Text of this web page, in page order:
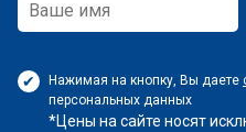
Нажимая на кнопку, Вы даете
персональных данных
*Цены на сайте носят